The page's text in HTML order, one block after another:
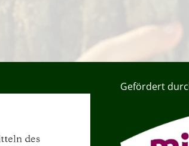
Gefördert